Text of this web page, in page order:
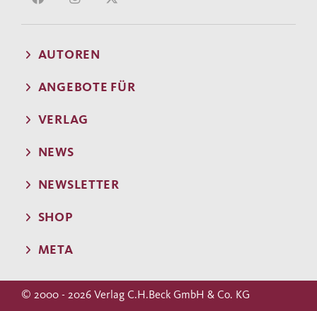
AUTOREN
ANGEBOTE FÜR
VERLAG
NEWS
NEWSLETTER
SHOP
META
© 2000 - 2026 Verlag C.H.Beck GmbH & Co. KG